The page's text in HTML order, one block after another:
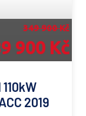
349 900 Kč
900 Kč
2019